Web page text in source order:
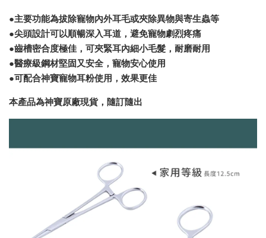
●主要功能為拔除寵物內外耳毛或夾除異物與寄生蟲等
●尖頭設計可以順暢深入耳道，避免寵物劇烈疼痛
●齒槽密合度極佳，可夾緊耳內細小毛髮，耐磨耐用
●醫療級鋼材堅固又安全，寵物安心使用
●可配合神寶寵物耳粉使用，效果更佳
本產品為神寶原廠現貨，隨訂隨出